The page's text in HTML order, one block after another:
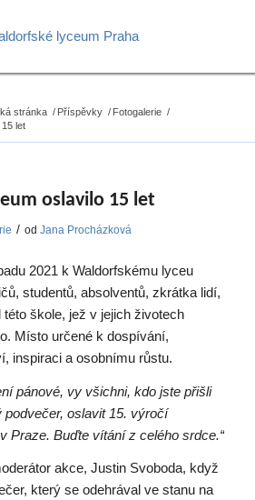
stránka / Příspěvky / Fotogalerie /
let
oslavilo 15 let
/ od Jana Procházková
2021 k Waldorfskému lyceu
studentů, absolventů, zkrátka lidí,
škole, jež v jejich životech
Místo určené k dospívání,
inspiraci a osobnímu růstu.
pánové, vy všichni, kdo jste přišli
podvečer, oslavit 15. výročí
Praze. Buďte vítání z celého srdce.“
akce, Justin Svoboda, když
který se odehrával ve stanu na